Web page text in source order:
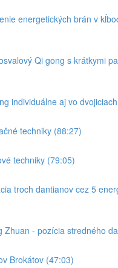
energetických brán v
Qi gong s krátkymi
individuálne aj vo
techniky (88:27)
techniky (79:05)
troch dantianov cez 5
Zhuan - pozícia stredného
Brokátov (47:03)